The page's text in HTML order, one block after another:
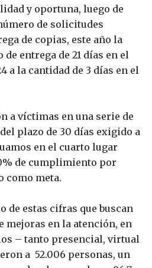
y oportuna, luego de
de solicitudes
de copias, este año la
entrega de 21 días en el
a la cantidad de 3 días en el
a víctimas en una serie de
plazo de 30 días exigido a
en el cuarto lugar
de cumplimiento por
como meta.
de estas cifras que buscan
mejoras en la atención, en
– tanto presencial, virtual
a 52.006 personas, un